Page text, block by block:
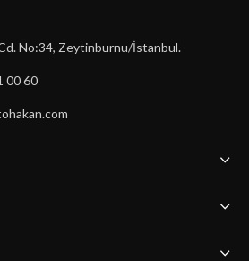
No:34, Zeytinburnu/İstanbul.
00 60